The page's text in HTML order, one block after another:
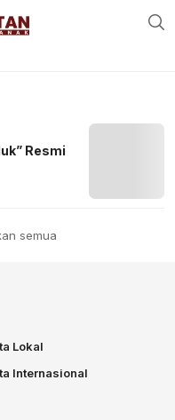
Resmi
semua
Lokal
Internasional